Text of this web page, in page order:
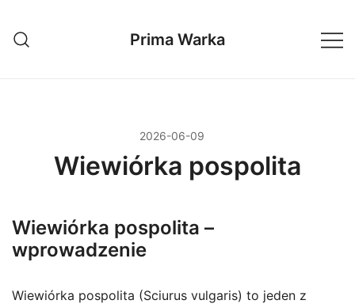
treści
Prima Warka
2026-06-09
Wiewiórka pospolita
Wiewiórka pospolita –
wprowadzenie
Wiewiórka pospolita (Sciurus vulgaris) to jeden z